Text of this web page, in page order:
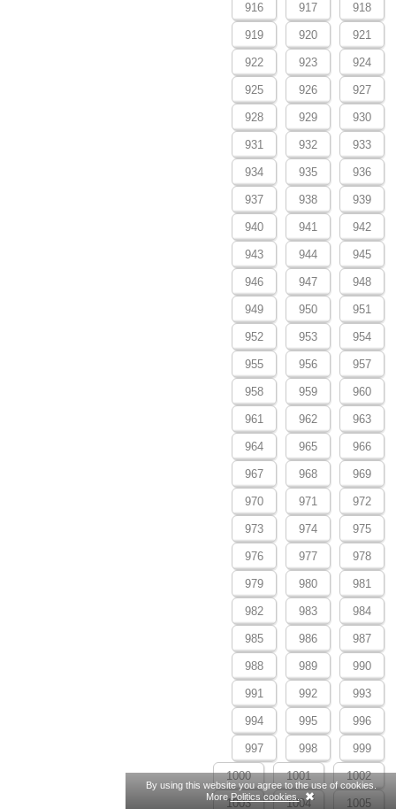
916 917 918
919 920 921
922 923 924
925 926 927
928 929 930
931 932 933
934 935 936
937 938 939
940 941 942
943 944 945
946 947 948
949 950 951
952 953 954
955 956 957
958 959 960
961 962 963
964 965 966
967 968 969
970 971 972
973 974 975
976 977 978
979 980 981
982 983 984
985 986 987
988 989 990
991 992 993
994 995 996
997 998 999
1000 1001 1002
1003 1004 1005
By using this website you agree to the use of cookies.
MorePolitics cookies. .